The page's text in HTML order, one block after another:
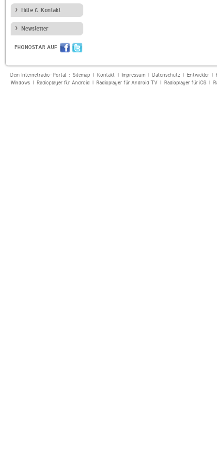
Hilfe & Kontakt
Newsletter
PHONOSTAR AUF
Dein Internetradio-Portal : Sitemap| Kontakt| Impressum| Datenschutz| Entwickler|
Windows| Radioplayer für Android| Radioplayer für Android TV| Radioplayer für iOS|